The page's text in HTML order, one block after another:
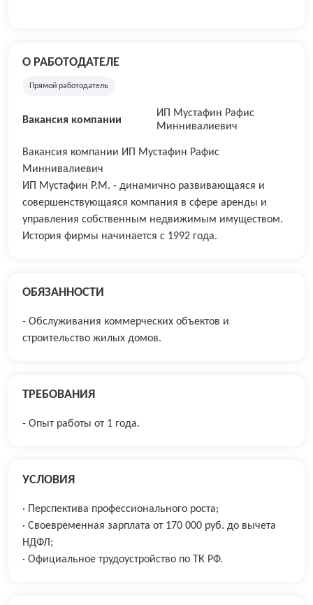
О РАБОТОДАТЕЛЕ
Прямой работодатель
Вакансия компании
ИП Мустафин Рафис
Миннивалиевич
Вакансия компании ИП Мустафин Рафис
Миннивалиевич
ИП Мустафин Р.М. - динамично развивающаяся и
совершенствующаяся компания в сфере аренды и
управления собственным недвижимым имуществом.
История фирмы начинается с 1992 года.
ОБЯЗАННОСТИ
- Обслуживания коммерческих объектов и
строительство жилых домов.
ТРЕБОВАНИЯ
- Опыт работы от 1 года.
УСЛОВИЯ
· Перспектива профессионального роста;
· Своевременная зарплата от 170 000 руб. до вычета
НДФЛ;
· Официальное трудоустройство по ТК РФ.